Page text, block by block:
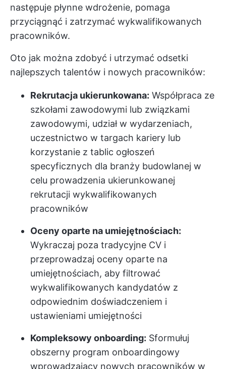
następuje płynne wdrożenie, pomaga
przyciągnąć i zatrzymać wykwalifikowanych
pracowników.
Oto jak można zdobyć i utrzymać odsetki
najlepszych talentów i nowych pracowników:
Rekrutacja ukierunkowana: Współpraca ze
szkołami zawodowymi lub związkami
zawodowymi, udział w wydarzeniach,
uczestnictwo w targach kariery lub
korzystanie z tablic ogłoszeń
specyficznych dla branży budowlanej w
celu prowadzenia ukierunkowanej
rekrutacji wykwalifikowanych
pracowników
Oceny oparte na umiejętnościach:
Wykraczaj poza tradycyjne CV i
przeprowadzaj oceny oparte na
umiejętnościach, aby filtrować
wykwalifikowanych kandydatów z
odpowiednim doświadczeniem i
ustawieniami umiejętności
Kompleksowy onboarding: Sformułuj
obszerny program onboardingowy
wprowadzający nowych pracowników w